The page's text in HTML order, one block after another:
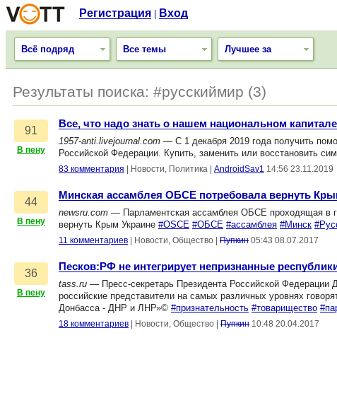
Регистрация Вход
Всё подряд Все темы Лучшее за
Результаты поиска: #русскиймир (3)
91
В пену
Все, что надо знать о нашем национальном капитале
1957-anti.livejournal.com — С 1 декабря 2019 года получить
Российской Федерации. Купить, заменить или восстановить
83 комментария Новости, Политика AndroidSav1 14:56 23.11.2019
44
В пену
Минская ассамблея ОБСЕ потребовала вернуть
newsru.com — Парламентская ассамблея ОБСЕ проходящая в
вернуть Крым Украине #OSCE #ОБСЕ #ассамблея #Минск
11 комментариев Новости, Общество Пупкин 05:43 08.07.2017
36
В пену
Песков:РФ не интегрирует непризнанные
tass.ru — Пресс-секретарь Президента Российской Федерации
российские представители на самых различных уровнях
Донбасса - ДНР и ЛНР»© #признательность #товарищество
18 комментариев Новости, Общество Пупкин 10:48 20.04.2017